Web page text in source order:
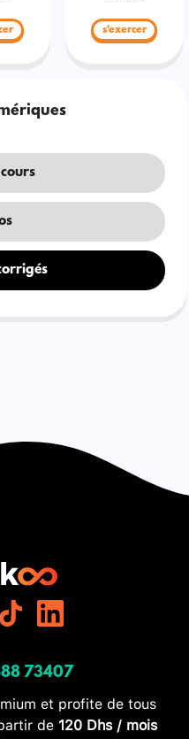
s'exercer
73407
et profite de tous
de 120 Dhs / mois